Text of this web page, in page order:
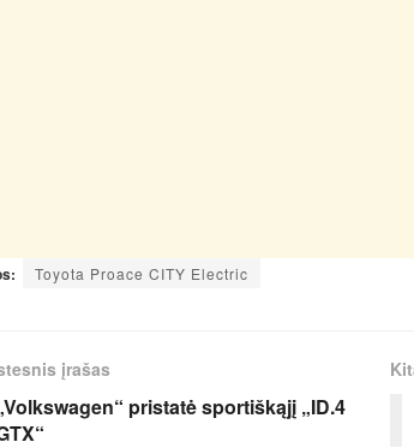
Toyota Proace CITY Electric
įrašas
pristatė sportiškąjį „ID.4